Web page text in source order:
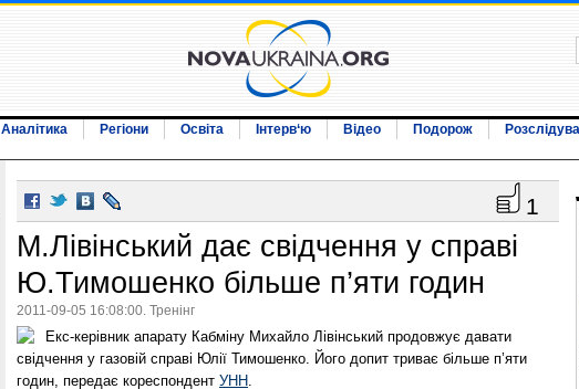
Аналітика Регіони Освіта Інтерв‘ю Відео Подорож
1
М.Лівінський дає свідчення у справі
Ю.Тимошенко більше п’яти годин
2011-09-05 16:08:00. Тренінг
Екс-керівник апарату Кабміну Михайло Лівінський продовжує давати
свідчення у газовій справі Юлії Тимошенко. Його допит триває більше п’яти
годин, передає кореспондент УНН.